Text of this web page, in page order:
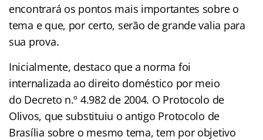
encontrará os pontos mais importantes sobre o
tema e que, por certo, serão de grande valia para
sua prova.
Inicialmente, destaco que a norma foi
internalizada ao direito doméstico por meio
do Decreto n.º 4.982 de 2004. O Protocolo de
Olivos, que substituiu o antigo Protocolo de
Brasília sobre o mesmo tema, tem por objetivo